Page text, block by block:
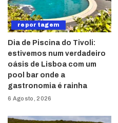
reportagem
Dia de Piscina do Tivoli:
estivemos num verdadeiro
oásis de Lisboa com um
pool bar onde a
gastronomia é rainha
6 Agosto, 2026